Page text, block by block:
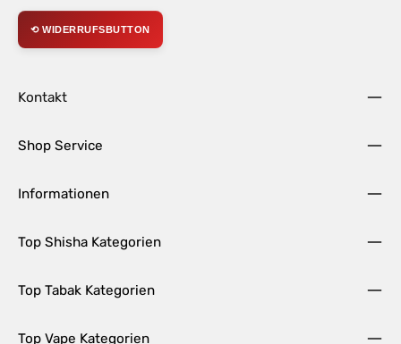
⟲ WIDERRUFSBUTTON
Kontakt
Shop Service
Informationen
Top Shisha Kategorien
Top Tabak Kategorien
Top Vape Kategorien